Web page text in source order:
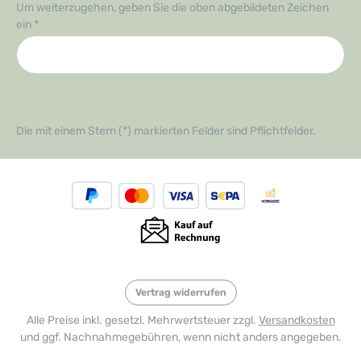
Um weiterzugehen, geben Sie die oben abgebildeten Zeichen
ein *
Die mit einem Stern (*) markierten Felder sind Pflichtfelder.
Vertrag widerrufen
Alle Preise inkl. gesetzl. Mehrwertsteuer zzgl. Versandkosten
und ggf. Nachnahmegebühren, wenn nicht anders angegeben.